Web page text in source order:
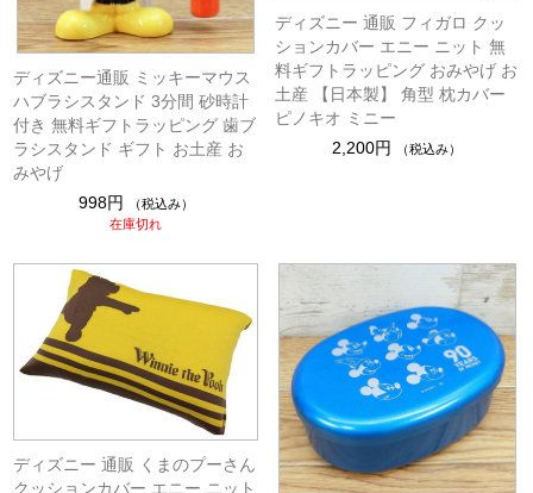
ディズニー通販 ミッキーマウス
ハブラシスタンド 3分間 砂時計
付き 無料ギフトラッピング 歯ブ
ラシスタンド ギフト お土産 お
みやげ
998円
（税込み）
在庫切れ
ディズニー 通販 フィガロ クッ
ションカバー エニー ニット 無
料ギフトラッピング おみやげ お
土産 【日本製】 角型 枕カバー
ピノキオ ミニー
2,200円
（税込み）
ディズニー 通販 くまのプーさん
クッションカバー エニー ニット